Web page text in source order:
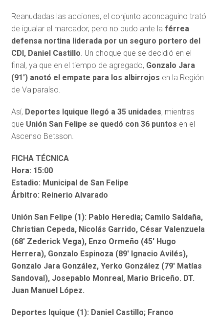
Reanudadas las acciones, el conjunto aconcaguino trató
de igualar el marcador, pero no pudo ante la férrea
defensa nortina liderada por un seguro portero del
CDI, Daniel Castillo. Un choque que se decidió en el
final, ya que en el tiempo de agregado, Gonzalo Jara
(91′) anotó el empate para los albirrojos en la Región
de Valparaíso.
Así, Deportes Iquique llegó a 35 unidades, mientras
que Unión San Felipe se quedó con 36 puntos en el
Ascenso Betsson.
FICHA TÉCNICA
Hora: 15:00
Estadio: Municipal de San Felipe
Árbitro: Reinerio Alvarado
Unión San Felipe (1): Pablo Heredia; Camilo Saldaña,
Christian Cepeda, Nicolás Garrido, César Valenzuela
(68′ Zederick Vega), Enzo Ormeño (45′ Hugo
Herrera), Gonzalo Espinoza (89′ Ignacio Avilés),
Gonzalo Jara González, Yerko González (79′ Matías
Sandoval), Josepablo Monreal, Mario Briceño. DT.
Juan Manuel López.
Deportes Iquique (1): Daniel Castillo; Franco